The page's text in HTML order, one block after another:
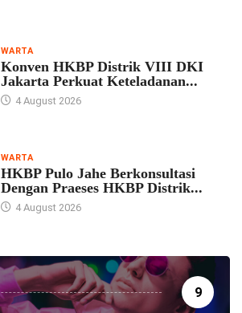
WARTA
Konven HKBP Distrik VIII DKI
Jakarta Perkuat Keteladanan...
4 August 2026
WARTA
HKBP Pulo Jahe Berkonsultasi
Dengan Praeses HKBP Distrik...
4 August 2026
9